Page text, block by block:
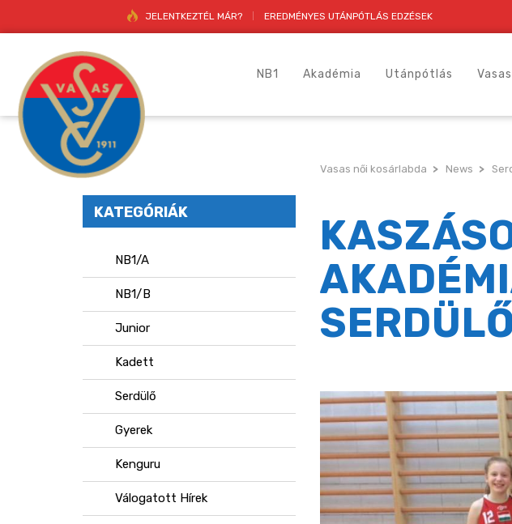
JELENTKEZTÉL MÁR? EREDMÉNYES UTÁNPÓTLÁS EDZÉSEK
NB1 Akadémia Utánpótlás Vasas
Vasas női kosárlabda > News >
KATEGÓRIÁK
NB1/A
NB1/B
Junior
Kadett
Serdülő
Gyerek
Kenguru
Válogatott Hírek